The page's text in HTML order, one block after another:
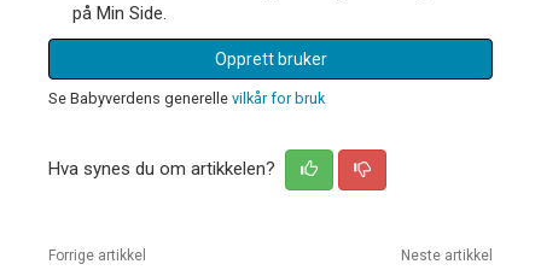
på Min Side.
Opprett bruker
Se Babyverdens generelle vilkår for bruk
Hva synes du om artikkelen?
Forrige artikkel Neste artikkel